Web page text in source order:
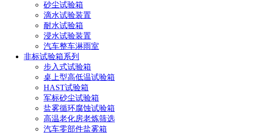
砂尘试验箱
滴水试验装置
耐水试验箱
浸水试验装置
汽车整车淋雨室
非标试验箱系列
步入式试验箱
桌上型高低温试验箱
HAST试验箱
军标砂尘试验箱
盐雾循环腐蚀试验箱
高温老化房老炼筛选
汽车零部件盐雾箱